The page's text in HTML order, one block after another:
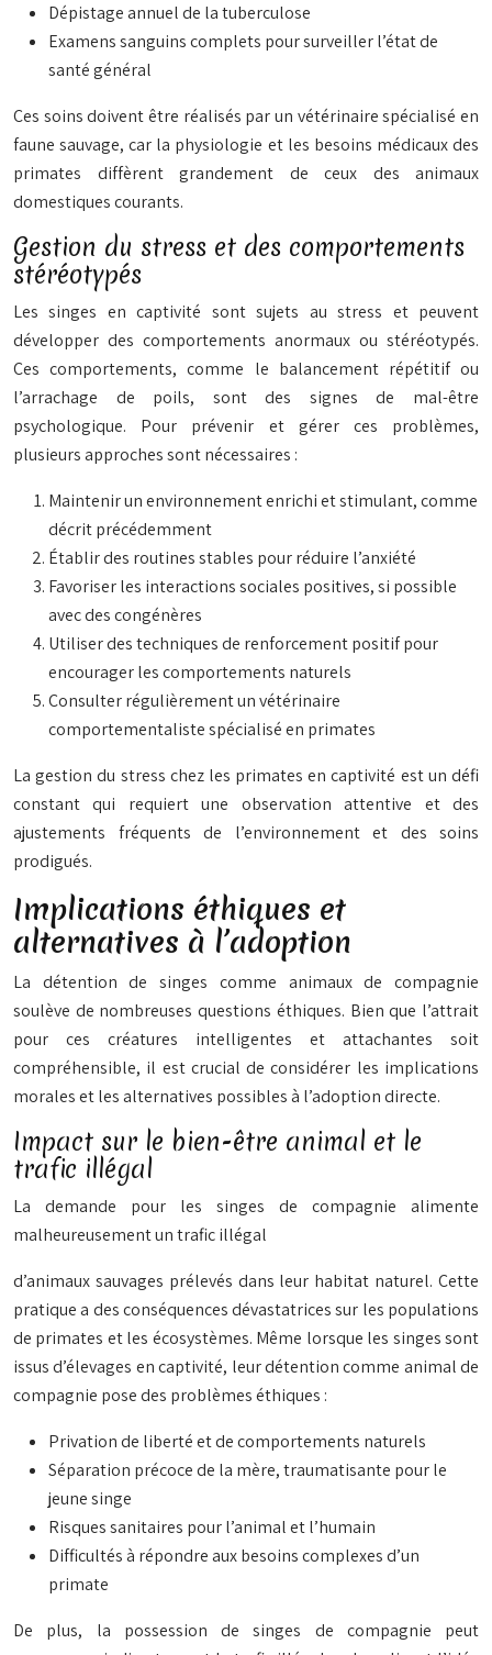
Dépistage annuel de la tuberculose
Examens sanguins complets pour surveiller l’état de
santé général
Ces soins doivent être réalisés par un vétérinaire spécialisé en
faune sauvage, car la physiologie et les besoins médicaux des
primates diffèrent grandement de ceux des animaux
domestiques courants.
Gestion du stress et des comportements
stéréotypés
Les singes en captivité sont sujets au stress et peuvent
développer des comportements anormaux ou stéréotypés.
Ces comportements, comme le balancement répétitif ou
l’arrachage de poils, sont des signes de mal-être
psychologique. Pour prévenir et gérer ces problèmes,
plusieurs approches sont nécessaires :
Maintenir un environnement enrichi et stimulant, comme
décrit précédemment
Établir des routines stables pour réduire l’anxiété
Favoriser les interactions sociales positives, si possible
avec des congénères
Utiliser des techniques de renforcement positif pour
encourager les comportements naturels
Consulter régulièrement un vétérinaire
comportementaliste spécialisé en primates
La gestion du stress chez les primates en captivité est un défi
constant qui requiert une observation attentive et des
ajustements fréquents de l’environnement et des soins
prodigués.
Implications éthiques et
alternatives à l’adoption
La détention de singes comme animaux de compagnie
soulève de nombreuses questions éthiques. Bien que l’attrait
pour ces créatures intelligentes et attachantes soit
compréhensible, il est crucial de considérer les implications
morales et les alternatives possibles à l’adoption directe.
Impact sur le bien-être animal et le
trafic illégal
La demande pour les singes de compagnie alimente
malheureusement un trafic illégal
d’animaux sauvages prélevés dans leur habitat naturel. Cette
pratique a des conséquences dévastatrices sur les populations
de primates et les écosystèmes. Même lorsque les singes sont
issus d’élevages en captivité, leur détention comme animal de
compagnie pose des problèmes éthiques :
Privation de liberté et de comportements naturels
Séparation précoce de la mère, traumatisante pour le
jeune singe
Risques sanitaires pour l’animal et l’humain
Difficultés à répondre aux besoins complexes d’un
primate
De plus, la possession de singes de compagnie peut